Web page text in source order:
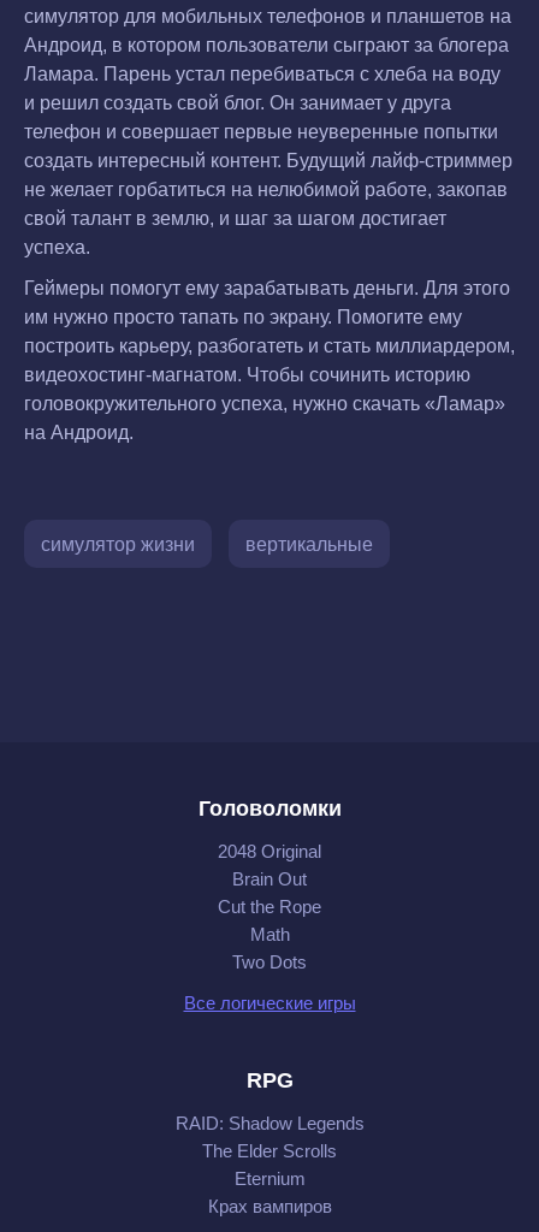
симулятор для мобильных телефонов и планшетов на
Андроид, в котором пользователи сыграют за блогера
Ламара. Парень устал перебиваться с хлеба на воду
и решил создать свой блог. Он занимает у друга
телефон и совершает первые неуверенные попытки
создать интересный контент. Будущий лайф-стриммер
не желает горбатиться на нелюбимой работе, закопав
свой талант в землю, и шаг за шагом достигает
успеха.
Геймеры помогут ему зарабатывать деньги. Для этого
им нужно просто тапать по экрану. Помогите ему
построить карьеру, разбогатеть и стать миллиардером,
видеохостинг-магнатом. Чтобы сочинить историю
головокружительного успеха, нужно скачать «Ламар»
на Андроид.
симулятор жизни вертикальные
Головоломки
2048 Original
Brain Out
Cut the Rope
Math
Two Dots
Все логические игры
RPG
RAID: Shadow Legends
The Elder Scrolls
Eternium
Крах вампиров